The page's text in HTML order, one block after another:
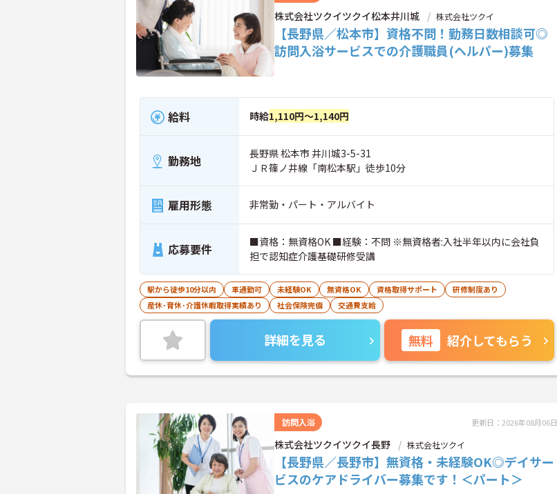
株式会社ツクイツクイ松本井川城 株式会社ツクイ
【長野県／松本市】資格不問！勤務日数相談可◎
訪問入浴サービスでの介護職員(ヘルパー)募集
給料 時給1,110円～1,140円
勤務地
長野県 松本市 井川城3-5-31
ＪＲ篠ノ井線「南松本駅」徒歩10分
雇用形態 非常勤・パート・アルバイト
応募要件
■資格：無資格OK ■経験：不問 ※無資格者:入社半年以内に会社負
担で認知症介護基礎研修受講
駅から徒歩10分以内 車通勤可 未経験OK 無資格OK 資格取得サポート
研修制度あり
産休･育休･介護休暇取得実績あり
社会保険完備 交通費支給
詳細を見る 無料 紹介してもらう
訪問入浴 更新日：2026年08月06日
株式会社ツクイツクイ長野 株式会社ツクイ
【長野県／長野市】無資格・未経験OK◎デイサー
ビスのケアドライバー募集です！＜パート＞